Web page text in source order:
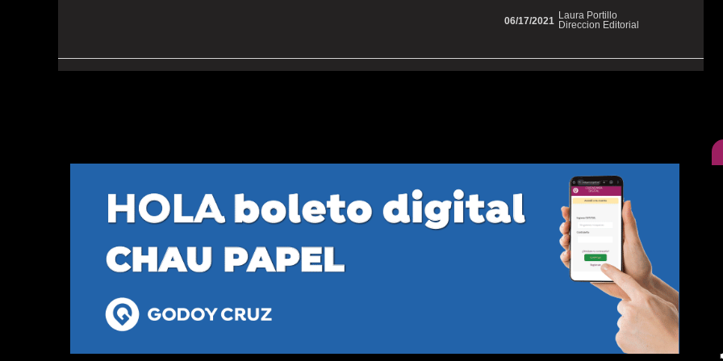
Laura Portillo
Direccion Editorial
06/17/2021